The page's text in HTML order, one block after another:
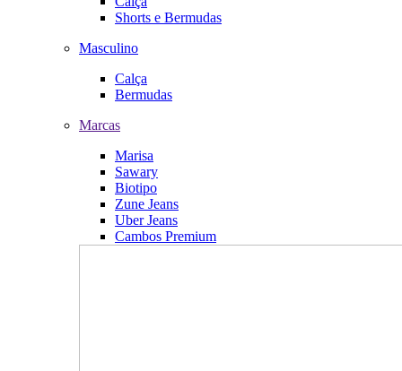
Shorts e Bermudas
Masculino
Calça
Bermudas
Marcas
Marisa
Sawary
Biotipo
Zune Jeans
Uber Jeans
Cambos Premium